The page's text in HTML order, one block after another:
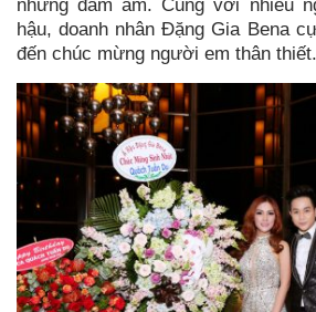
nhưng đầm ấm. Cùng với nhiều
hậu, doanh nhân Đặng Gia Bena
đến chúc mừng người em thân thiết.